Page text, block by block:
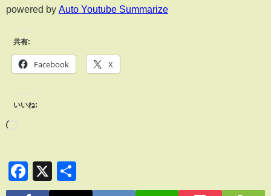
powered by Auto Youtube Summarize
共有:
Facebook X
いいね:
Facebook
X
有